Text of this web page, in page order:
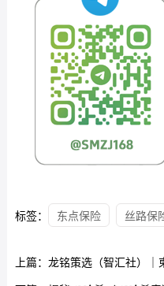
标签： 东点保险 丝路保
上篇： 龙铭策选（智汇社）｜柬埔寨杀猪盘